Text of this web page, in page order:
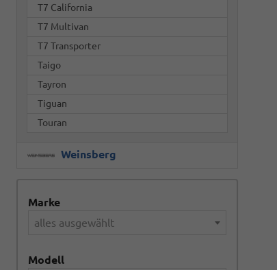
T7 California
T7 Multivan
T7 Transporter
Taigo
Tayron
Tiguan
Touran
Weinsberg
Marke
alles ausgewählt
Modell